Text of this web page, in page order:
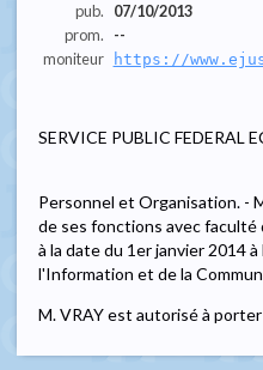
pub.
07/10/2013
prom.
--
moniteur
https://
SERVICE PUBLIC FEDERAL
Personnel et Organisation. -
de ses fonctions avec faculté
à la date du 1er janvier 2014
l'Information et de la
M. VRAY est autorisé à